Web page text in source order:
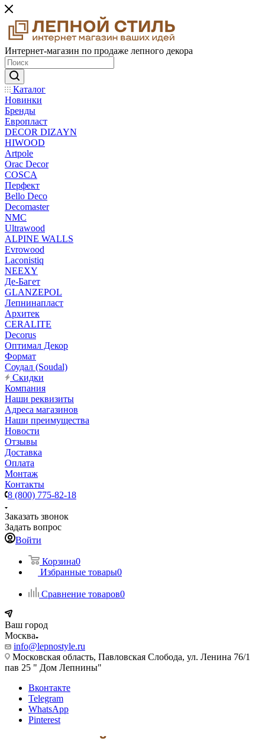
Интернет-магазин по продаже лепного декора
Каталог
Новинки
Бренды
Европласт
DECOR DIZAYN
HIWOOD
Artpole
Orac Decor
COSCA
Перфект
Bello Deco
Decomaster
NMС
Ultrawood
ALPINE WALLS
Evrowood
Laconistiq
NEEXY
Де-Багет
GLANZEPOL
Лепнинапласт
Архитек
CERALITE
Decorus
Оптимал Декор
Формат
Соудал (Soudal)
Скидки
Компания
Наши реквизиты
Адреса магазинов
Наши преимущества
Новости
Отзывы
Доставка
Оплата
Монтаж
Контакты
8 (800) 775-82-18
Заказать звонок
Задать вопрос
Войти
Корзина0
Избранные товары0
Сравнение товаров0
Ваш город
Москва
info@lepnostyle.ru
Московская область, Павловская Слобода, ул. Ленина 76/1
пав 25 " Дом Лепнины"
Вконтакте
Telegram
WhatsApp
Pinterest